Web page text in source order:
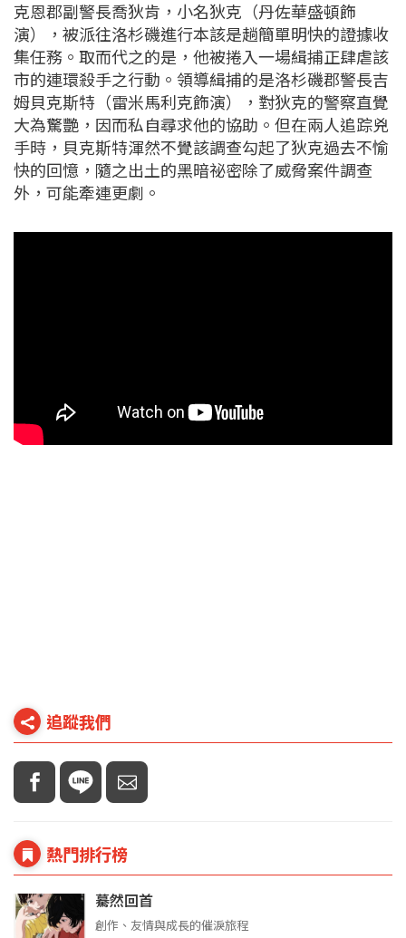
克恩郡副警長喬狄肯，小名狄克（丹佐華盛頓飾
演），被派往洛杉磯進行本該是趟簡單明快的證據收
集任務。取而代之的是，他被捲入一場緝捕正肆虐該
市的連環殺手之行動。領導緝捕的是洛杉磯郡警長吉
姆貝克斯特（雷米馬利克飾演），對狄克的警察直覺
大為驚艷，因而私自尋求他的協助。但在兩人追踪兇
手時，貝克斯特渾然不覺該調查勾起了狄克過去不愉
快的回憶，隨之出土的黑暗祕密除了威脅案件調查
外，可能牽連更劇。
追蹤我們
熱門排行榜
驀然回首
創作、友情與成長的催淚旅程